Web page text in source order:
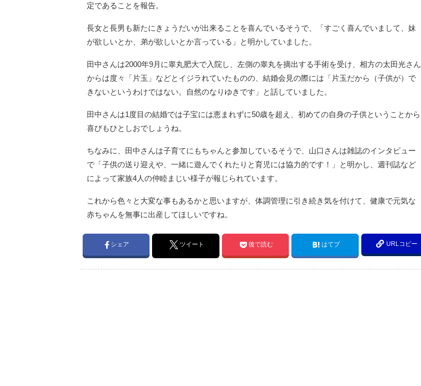
定であることを報告。
長女と長男も新たにきょうだいが出来ることを喜んでいるそうで、「すごく喜んでいまして、妹
が欲しいとか、弟が欲しいとか言っている」と明かしていました。
田中さんは2000年9月に睾丸肥大で入院し、左側の睾丸を摘出する手術を受け、相方の太田光さん
からは度々「片玉」などとイジラれていたものの、結婚会見の際には「片玉だから（子供が）で
きないというわけではない。自然のなりゆきです」と話していました。
田中さんは1度目の結婚では子宝には恵まれずに50歳を超え、初めての自身の子供ということから
喜びもひとしおでしょうね。
ちなみに、田中さんは子育てにもちゃんと参加しているそうで、山口さんは雑誌のインタビュー
で「子供の送り迎えや、一緒に遊んでくれたりと育児には協力的です！」と明かし、週刊誌など
によって家族4人の仲睦まじい様子が報じられています。
これから色々と大変な事もあるかと思いますが、体調管理に引き続き気を付けて、健康で元気な
赤ちゃんを無事に出産してほしいですね。
シェア ツイート 後で読む はてブ URLコピー